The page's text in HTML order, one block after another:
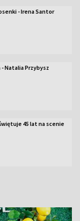
- Irena Santor
Natalia Przybysz
45 lat na scenie